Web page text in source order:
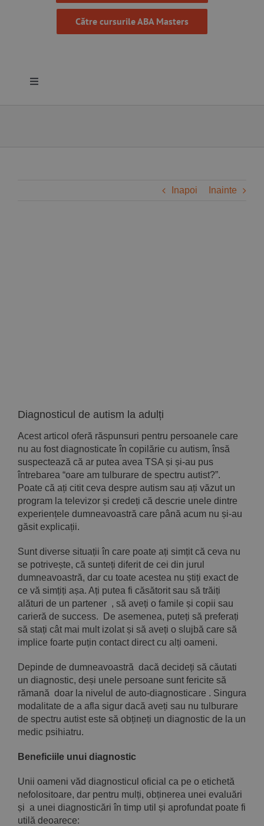
Către cursurile ABA Masters
Toggle
Inapoi Inainte
Diagnosticul de autism la adulți
Acest articol oferă răspunsuri pentru persoanele care
nu au fost diagnosticate în copilărie cu autism, însă
suspectează că ar putea avea TSA și și-au pus
întrebarea “oare am tulburare de spectru autist?”.
Poate că ați citit ceva despre autism sau ați văzut un
program la televizor și credeți că descrie unele dintre
experiențele dumneavoastră care până acum nu și-au
găsit explicații.
Sunt diverse situații în care poate ați simțit că ceva nu
se potrivește, că sunteți diferit de cei din jurul
dumneavoastră, dar cu toate acestea nu știți exact de
ce vă simțiți așa. Ați putea fi căsătorit sau să trăiți
alături de un partener , să aveți o famile și copii sau
carieră de success. De asemenea, puteți să preferați
să stați cât mai mult izolat și să aveți o slujbă care să
implice foarte puțin contact direct cu alți oameni.
Depinde de dumneavoastră dacă decideți să căutati
un diagnostic, deși unele persoane sunt fericite să
rămană doar la nivelul de auto-diagnosticare . Singura
modalitate de a afla sigur dacă aveți sau nu tulburare
de spectru autist este să obțineți un diagnostic de la un
medic psihiatru.
Beneficiile unui diagnostic
Unii oameni văd diagnosticul oficial ca pe o etichetă
nefolositoare, dar pentru mulți, obținerea unei evaluări
și a unei diagnosticări în timp util și aprofundat poate fi
utilă deoarece: